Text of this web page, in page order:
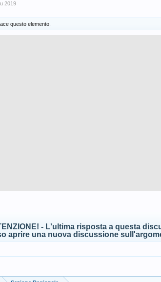
2019
questo elemento.
- L'ultima risposta a questa
aprire una nuova discussione